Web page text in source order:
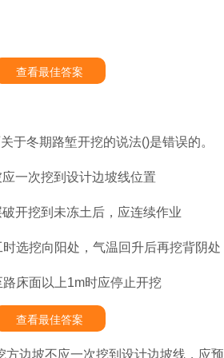
查看最佳答案
于冬期路堑开挖的说法()是错误的。
一次挖到设计边坡线位置
开挖到未冻土后，应连续作业
选挖向阳处，气温回升后再挖背阴处
路床面以上1m时应停止开挖
查看最佳答案
方边坡不应一次挖到设计边坡线，应预